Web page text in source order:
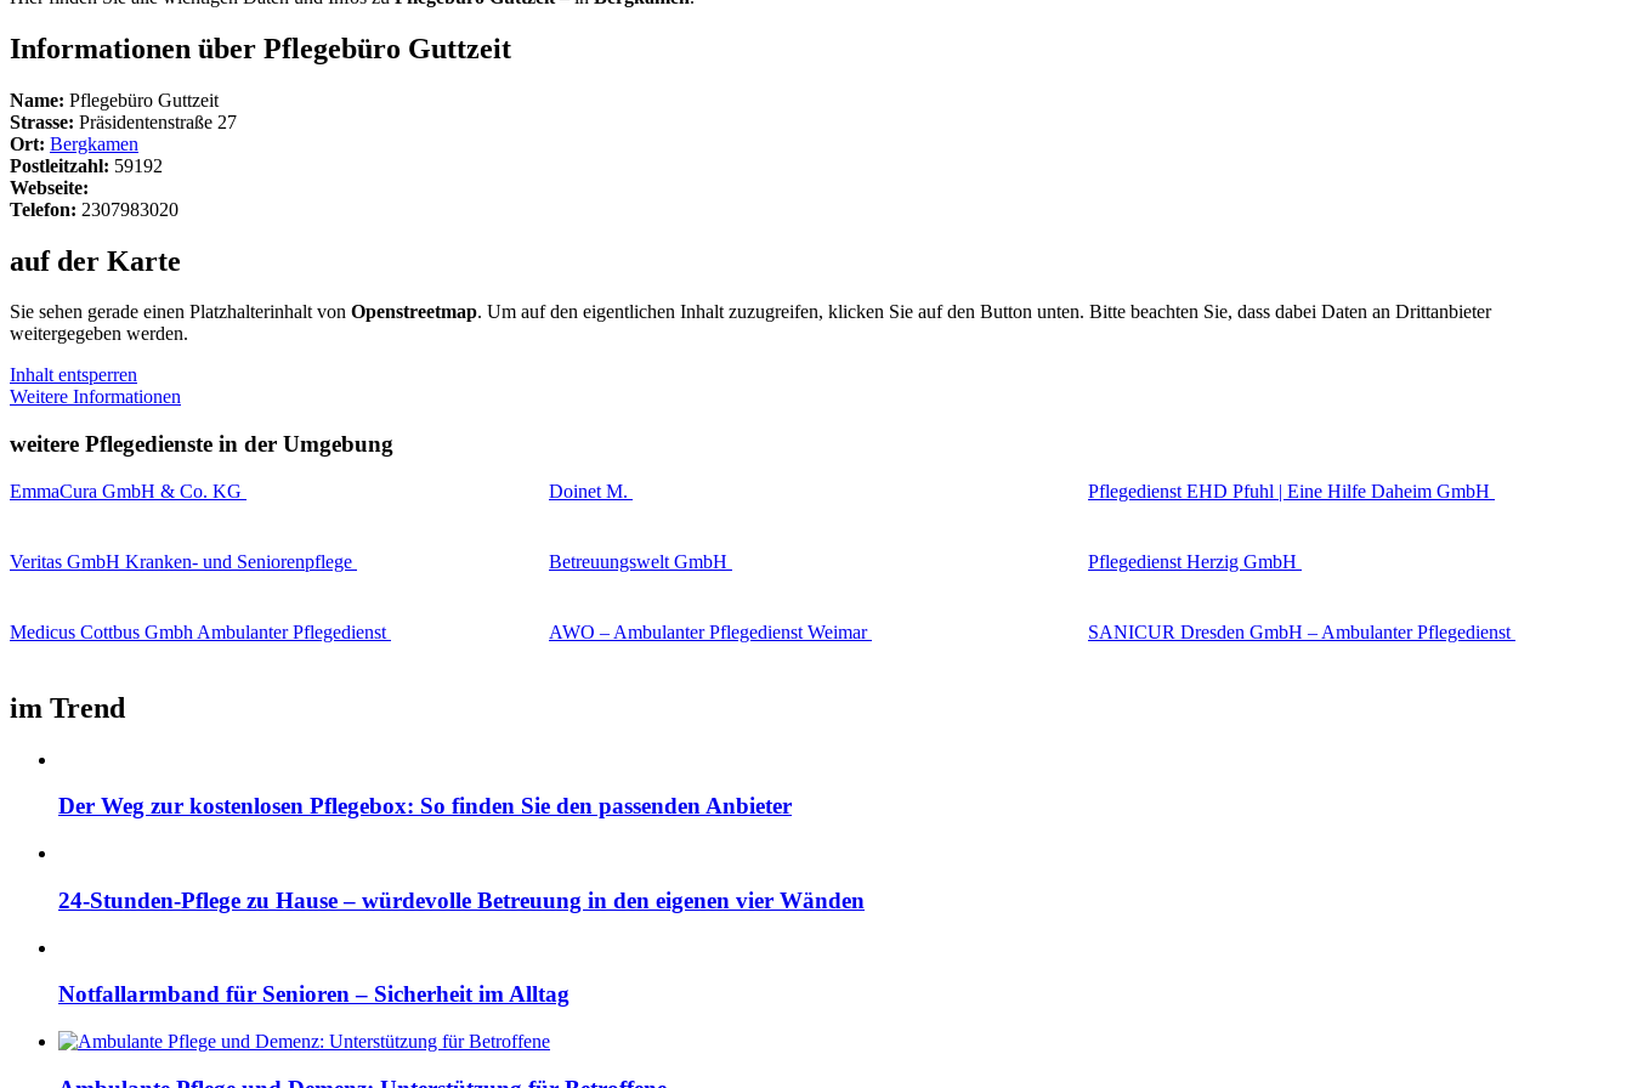
Informationen über Pflegebüro Guttzeit
Name: Pflegebüro Guttzeit
Strasse: Präsidentenstraße 27
Ort: Bergkamen
Postleitzahl: 59192
Webseite:
Telefon: 2307983020
auf der Karte
Sie sehen gerade einen Platzhalterinhalt von Openstreetmap. Um auf den eigentlichen Inhalt zuzugreifen, klicken Sie auf den Button unten. Bitte beachten Sie, dass dabei Daten an Drittanbieter
weitergegeben werden.
Inhalt entsperren
Weitere Informationen
weitere Pflegedienste in der Umgebung
EmmaCura GmbH & Co. KG Doinet M. Pflegedienst EHD Pfuhl | Eine Hilfe Daheim GmbH
Veritas GmbH Kranken- und Seniorenpflege Betreuungswelt GmbH Pflegedienst Herzig GmbH
Medicus Cottbus Gmbh Ambulanter Pflegedienst AWO – Ambulanter Pflegedienst Weimar SANICUR Dresden GmbH – Ambulanter Pflegedienst
im Trend
Der Weg zur kostenlosen Pflegebox: So finden Sie den passenden Anbieter
24-Stunden-Pflege zu Hause – würdevolle Betreuung in den eigenen vier Wänden
Notfallarmband für Senioren – Sicherheit im Alltag